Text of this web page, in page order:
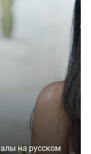
на русском